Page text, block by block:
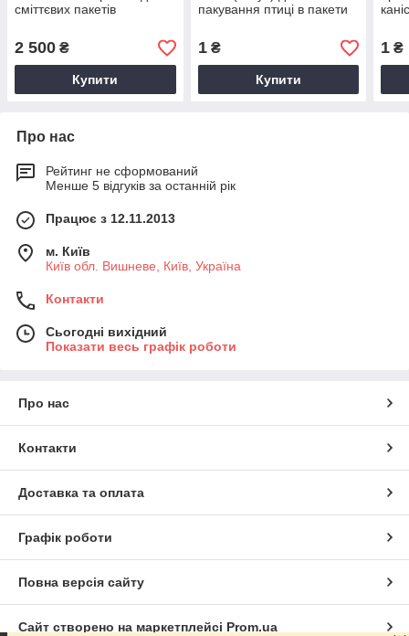
сміттєвих пакетів
2 500 ₴
Купити
пакування птиці в пакети
1₴
Купити
1 ₴
Про нас
Рейтинг не сформований
Менше 5 відгуків за останній рік
Працює з 12.11.2013
м. Київ
Київ обл. Вишневе, Київ, Україна
Контакти
Сьогодні вихідний
Показати весь графік роботи
Про нас
Контакти
Доставка та оплата
Графік роботи
Повна версія сайту
Сайт створено на маркетплейсі Prom.ua